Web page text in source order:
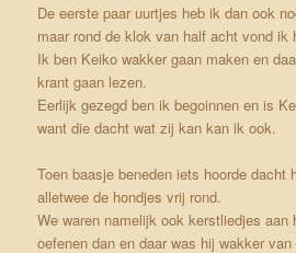
De eerste paar uurtjes heb ik dan ook
maar rond de klok van half acht vond ik
Ik ben Keiko wakker gaan maken en
krant gaan lezen.
Eerlijk gezegd ben ik begoinnen en is
want die dacht wat zij kan kan ik ook.
Toen baasje beneden iets hoorde dacht
alletwee de hondjes vrij rond.
We waren namelijk ook kerstliedjes
oefenen dan en daar was hij wakker van